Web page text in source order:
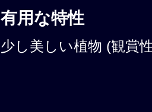
有用な特性
少し美しい植物 (観賞